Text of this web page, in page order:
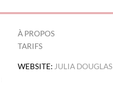
À PROPOS
TARIFS
WEBSITE: JULIA DOUGLAS